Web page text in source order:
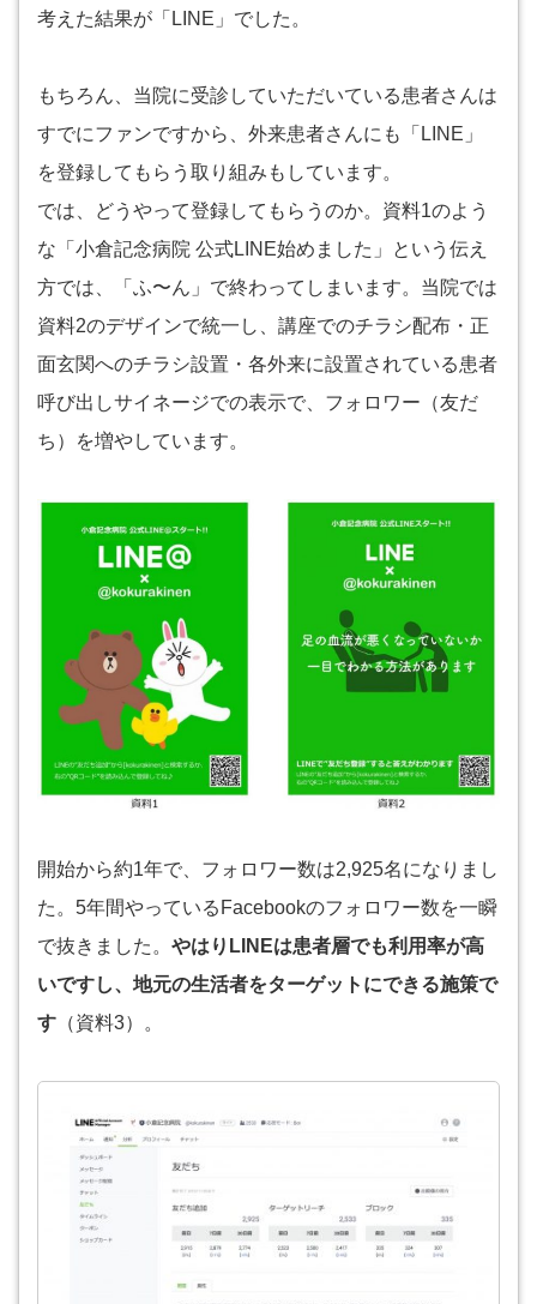
考えた結果が「LINE」でした。
もちろん、当院に受診していただいている患者さんは
すでにファンですから、外来患者さんにも「LINE」
を登録してもらう取り組みもしています。
では、どうやって登録してもらうのか。資料1のよう
な「小倉記念病院 公式LINE始めました」という伝え
方では、「ふ〜ん」で終わってしまいます。当院では
資料2のデザインで統一し、講座でのチラシ配布・正
面玄関へのチラシ設置・各外来に設置されている患者
呼び出しサイネージでの表示で、フォロワー（友だ
ち）を増やしています。
開始から約1年で、フォロワー数は2,925名になりまし
た。5年間やっているFacebookのフォロワー数を一瞬
で抜きました。 やはりLINEは患者層でも利用率が高
いですし、地元の生活者をターゲットにできる施策で
す （資料3）。